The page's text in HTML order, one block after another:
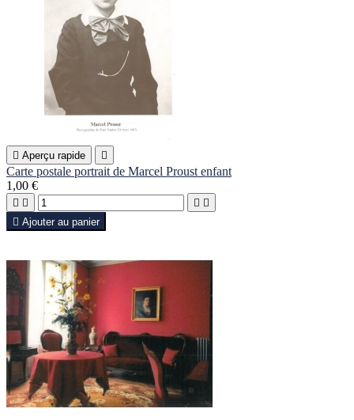
 Aperçu rapide 
Carte postale portrait de Marcel Proust enfant
1,00 €
   
 Ajouter au panier